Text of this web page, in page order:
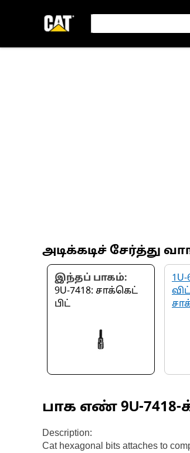
அடிக்கடிச் சேர்த்து
இந்தப் பாகம்:
9U-7418: சாக்கெட்
பிட்
1U-
பாக எண் 9U-7418-
Description:
Cat hexagonal bits attaches to